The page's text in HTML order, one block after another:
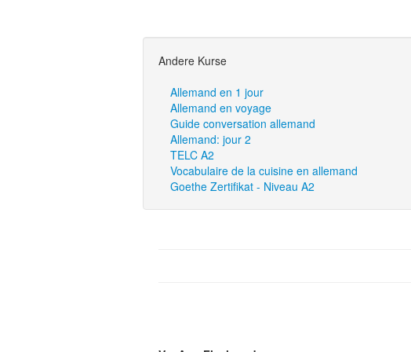
Andere Kurse
Allemand en 1 jour
Allemand en voyage
Guide conversation allemand
Allemand: jour 2
TELC A2
Vocabulaire de la cuisine en allemand
Goethe Zertifikat - Niveau A2